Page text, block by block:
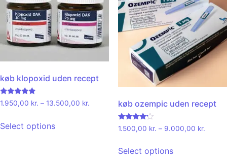
køb klopoxid uden recept
Rated
4.78
1.950,00 kr. – 13.500,00 kr.
Select options
køb ozempic uden recept
Rated
4.00
1.500,00 kr. – 9.000,00 kr.
Select options